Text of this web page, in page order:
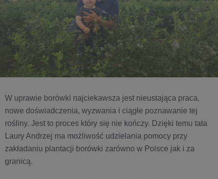
W uprawie borówki najciekawsza jest nieustająca praca,
nowe doświadczenia, wyzwania i ciągłe poznawanie tej
rośliny. Jest to proces który się nie kończy. Dzięki temu tata
Laury Andrzej ma możliwość udzielania pomocy przy
zakładaniu plantacji borówki zarówno w Polsce jak i za
granicą.